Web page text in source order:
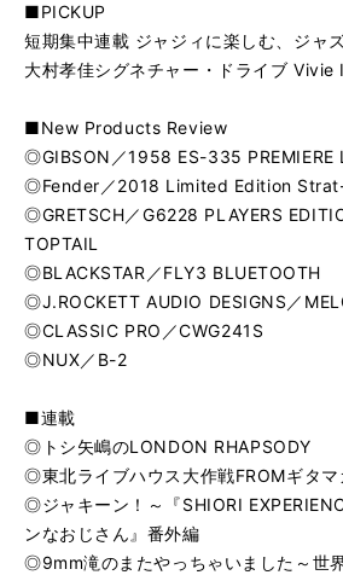
■PICKUP
短期集中連載 ジャジィに楽しむ、ジャ
大村孝佳シグネチャー・ドライブ Vivie
■New Products Review
◎GIBSON／1958 ES-335 PREMIERE
◎Fender／2018 Limited Edition
◎GRETSCH／G6228 PLAYERS
TOPTAIL
◎BLACKSTAR／FLY3 BLUETOOTH
◎J.ROCKETT AUDIO DESIGNS／
◎CLASSIC PRO／CWG241S
◎NUX／B-2
■連載
◎トシ矢嶋のLONDON RHAPSODY
◎東北ライブハウス大作戦FROMギタマ
◎ジャキーン！～『SHIORI
ンなおじさん』番外編
◎9mm滝のまたやっちゃいました～世